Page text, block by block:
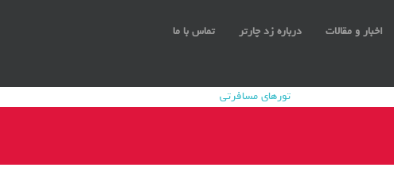
اخبار و مقالات درباره زد چارتر تماس با ما
تورهای مسافرتی